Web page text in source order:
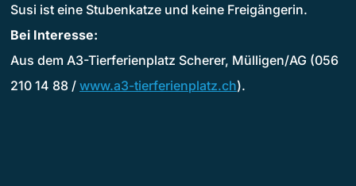
Susi ist eine Stubenkatze und keine Freigängerin.
Bei Interesse:
Aus dem A3-Tierferienplatz Scherer, Mülligen/AG (056
210 14 88 / www.a3-tierferienplatz.ch).